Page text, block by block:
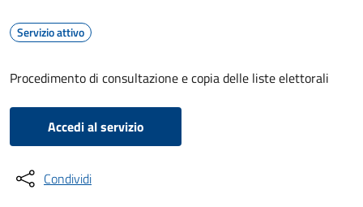
Servizio attivo
Procedimento di consultazione e copia delle liste elettorali
Accedi al servizio
Condividi